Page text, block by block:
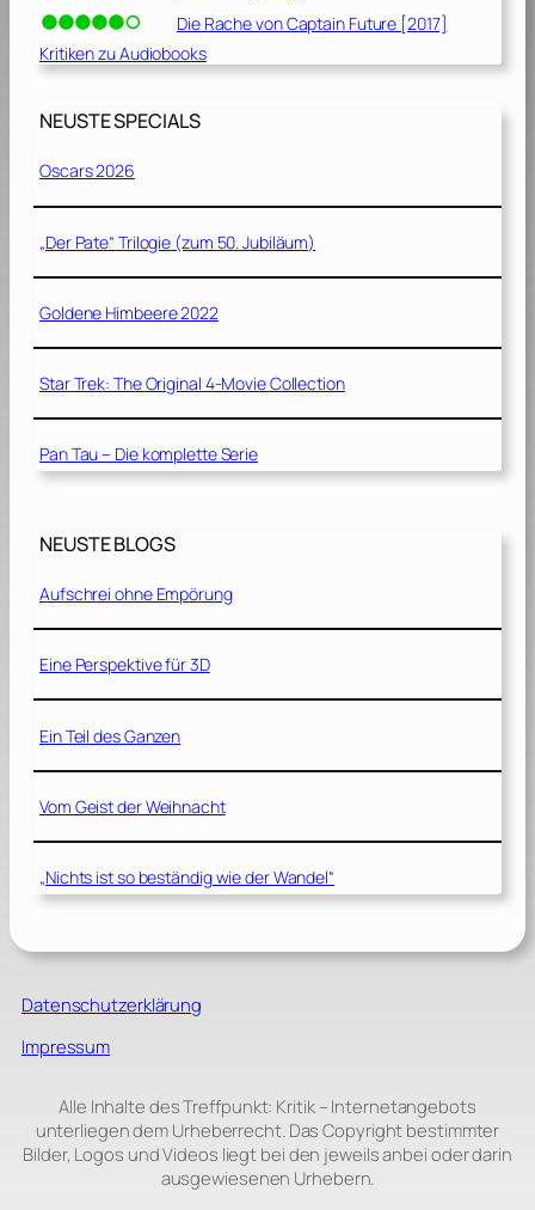
Die Rache von Captain Future [2017]
Kritiken zu Audiobooks
NEUSTE SPECIALS
Oscars 2026
„Der Pate“ Trilogie (zum 50. Jubiläum)
Goldene Himbeere 2022
Star Trek: The Original 4-Movie Collection
Pan Tau – Die komplette Serie
NEUSTE BLOGS
Aufschrei ohne Empörung
Eine Perspektive für 3D
Ein Teil des Ganzen
Vom Geist der Weihnacht
„Nichts ist so beständig wie der Wandel“
Datenschutzerklärung
Impressum
Alle Inhalte des Treffpunkt: Kritik – Internetangebots
unterliegen dem Urheberrecht. Das Copyright bestimmter
Bilder, Logos und Videos liegt bei den jeweils anbei oder darin
ausgewiesenen Urhebern.